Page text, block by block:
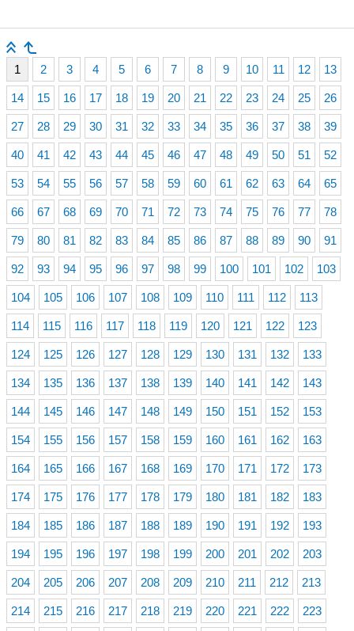
1 2 3 4 5 6 7 8 9 10 11 12 13
14 15 16 17 18 19 20 21 22 23 24 25 26
27 28 29 30 31 32 33 34 35 36 37 38 39
40 41 42 43 44 45 46 47 48 49 50 51 52
53 54 55 56 57 58 59 60 61 62 63 64 65
66 67 68 69 70 71 72 73 74 75 76 77 78
79 80 81 82 83 84 85 86 87 88 89 90 91
92 93 94 95 96 97 98 99 100 101 102 103
104 105 106 107 108 109 110 111 112 113
114 115 116 117 118 119 120 121 122 123
124 125 126 127 128 129 130 131 132 133
134 135 136 137 138 139 140 141 142 143
144 145 146 147 148 149 150 151 152 153
154 155 156 157 158 159 160 161 162 163
164 165 166 167 168 169 170 171 172 173
174 175 176 177 178 179 180 181 182 183
184 185 186 187 188 189 190 191 192 193
194 195 196 197 198 199 200 201 202 203
204 205 206 207 208 209 210 211 212 213
214 215 216 217 218 219 220 221 222 223